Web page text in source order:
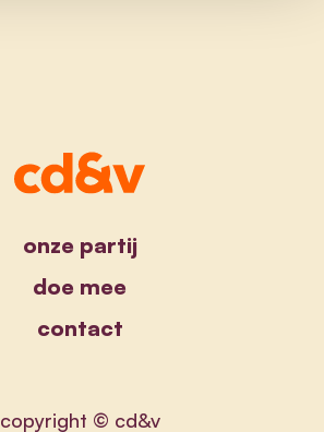
onze partij
doe mee
contact
copyright © cd&v